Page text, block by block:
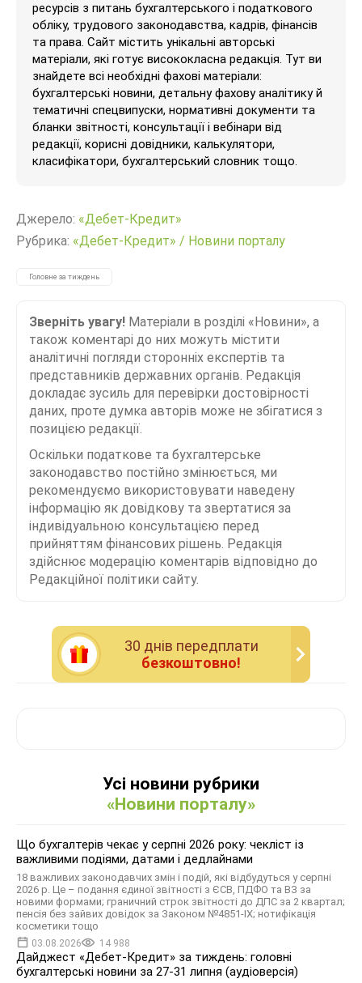
ресурсів з питань бухгалтерського і податкового
обліку, трудового законодавства, кадрів, фінансів
та права. Сайт містить унікальні авторські
матеріали, які готує висококласна редакція. Тут ви
знайдете всі необхідні фахові матеріали:
бухгалтерські новини, детальну фахову аналітику й
тематичні спецвипуски, нормативні документи та
бланки звітності, консультації і вебінари від
редакції, корисні довідники, калькулятори,
класифікатори, бухгалтерський словник тощо.
Джерело: «Дебет-Кредит»
Рубрика: «Дебет-Кредит» / Новини порталу
Головне за тиждень
Зверніть увагу! Матеріали в розділі «Новини», а
також коментарі до них можуть містити
аналітичні погляди сторонніх експертів та
представників державних органів. Редакція
докладає зусиль для перевірки достовірності
даних, проте думка авторів може не збігатися з
позицією редакції.
Оскільки податкове та бухгалтерське
законодавство постійно змінюється, ми
рекомендуємо використовувати наведену
інформацію як довідкову та звертатися за
індивідуальною консультацією перед
прийняттям фінансових рішень. Редакція
здійснює модерацію коментарів відповідно до
Редакційної політики сайту.
30 днiв передплати
безкоштовно!
Усі новини рубрики
«Новини порталу»
Що бухгалтерів чекає у серпні 2026 року: чекліст із
важливими подіями, датами і дедлайнами
18 важливих законодавчих змін і подій, які відбудуться у серпні
2026 р. Це – подання єдиної звітності з ЄСВ, ПДФО та ВЗ за
новими формами; граничний строк звітності до ДПС за 2 квартал;
пенсія без зайвих довідок за Законом №4851-IX; нотифікація
косметики тощо
03.08.2026 14 988
Дайджест «Дебет-Кредит» за тиждень: головні
бухгалтерські новини за 27-31 липня (аудіоверсія)